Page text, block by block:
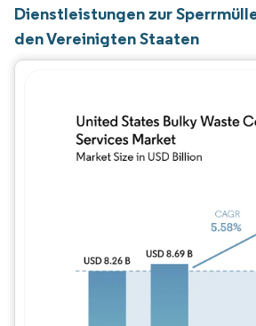
Dienstleistungen zur
den Vereinigten Staaten